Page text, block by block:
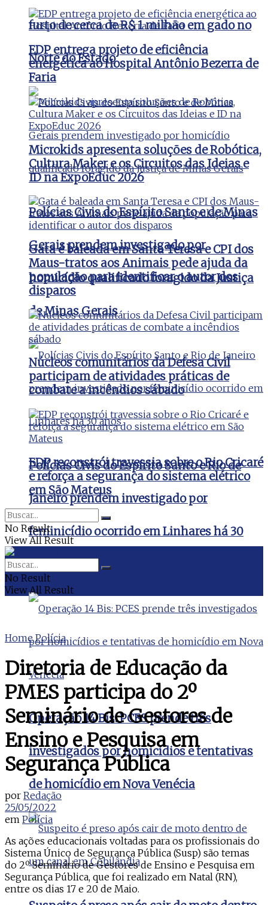
furto de cerca de R$ 1 milhão em gado no
Norte do Estado
Polícias Civis do Espírito Santo e de Minas
Gerais prendem investigado por
homicídio qualificado foragido da Justiça
de Minas Gerais
Polícias Civis do Espírito Santo e Rio de
Janeiro prendem investigado por
feminicídio ocorrido em Linhares há 30
anos
Operação 14 Bis: PCES prende três
investigados por homicídios e tentativas
de homicídio em Nova Venécia
EDP entrega projeto de eficiência
energética ao Hospital Antônio Bezerra de
Faria
Microkids apresenta soluções de Robótica,
Cultura Maker e os Circuitos das Ideias e
ID na ExpoEduc 2026
Gata é baleada em Santa Teresa e CPI dos
Maus-tratos aos Animais pede ajuda da
população para identificar o autor dos
disparos
Núcleos comunitários da Defesa Civil
participam de atividades práticas de
combate a incêndios sábado
EDP reconstrói travessia sobre o Rio Cricaré
e reforça a segurança do sistema elétrico
em São Mateus
No Result
View All Result
No Result
View All Result
Home Polícia
Diretoria de Educação da
PMES participa do 2º
Seminário de Gestores de
Ensino e Pesquisa em
Segurança Pública
por Redação
25/05/2022
em Polícia
As ações educacionais voltadas para os profissionais do
Sistema Único de Segurança Pública (Susp) são temas
do 2º Seminário de Gestores de Ensino e Pesquisa em
Segurança Pública, que foi realizado em Natal (RN),
entre os dias 17 e 20 de Maio.